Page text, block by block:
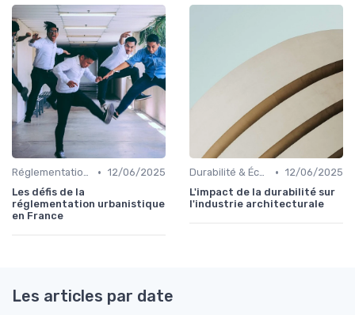
Réglementations & Normes • 12/06/2025
Les défis de la
réglementation urbanistique
en France
Durabilité & Écologie • 12/06/2025
L'impact de la durabilité sur
l'industrie architecturale
Les articles par date